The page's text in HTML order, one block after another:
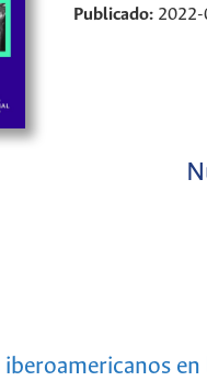
Publicado: 2022-